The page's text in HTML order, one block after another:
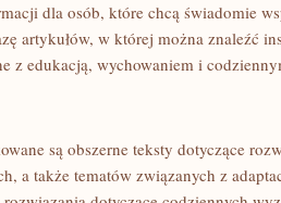
dla osób, które chcą świadomie
artykułów, w której można znaleźć
z edukacją, wychowaniem i
są obszerne teksty dotyczące
a także tematów związanych z